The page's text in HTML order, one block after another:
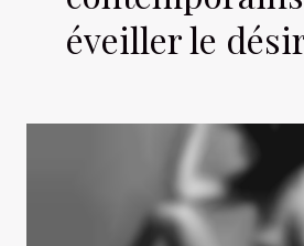
éveiller le